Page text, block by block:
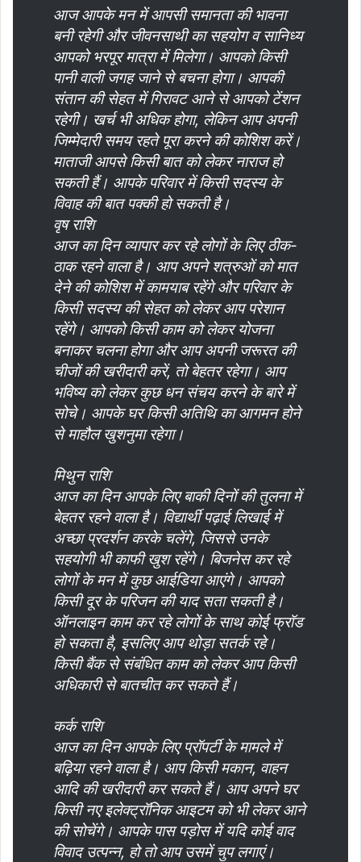
आज आपके मन में आपसी समानता की भावना
बनी रहेगी और जीवनसाथी का सहयोग व सानिध्य
आपको भरपूर मात्रा में मिलेगा। आपको किसी
पानी वाली जगह जाने से बचना होगा। आपकी
संतान की सेहत में गिरावट आने से आपको टेंशन
रहेगी। खर्च भी अधिक होगा, लेकिन आप अपनी
जिम्मेदारी समय रहते पूरा करने की कोशिश करें।
माताजी आपसे किसी बात को लेकर नाराज हो
सकती हैं। आपके परिवार में किसी सदस्य के
विवाह की बात पक्की हो सकती है।
वृष राशि
आज का दिन व्यापार कर रहे लोगों के लिए ठीक-
ठाक रहने वाला है। आप अपने शत्रुओं को मात
देने की कोशिश में कामयाब रहेंगे और परिवार के
किसी सदस्य की सेहत को लेकर आप परेशान
रहेंगे। आपको किसी काम को लेकर योजना
बनाकर चलना होगा और आप अपनी जरूरत की
चीजों की खरीदारी करें, तो बेहतर रहेगा। आप
भविष्य को लेकर कुछ धन संचय करने के बारे में
सोचे। आपके घर किसी अतिथि का आगमन होने
से माहौल खुशनुमा रहेगा।
मिथुन राशि
आज का दिन आपके लिए बाकी दिनों की तुलना में
बेहतर रहने वाला है। विद्यार्थी पढ़ाई लिखाई में
अच्छा प्रदर्शन करके चलेंगे, जिससे उनके
सहयोगी भी काफी खुश रहेंगे। बिजनेस कर रहे
लोगों के मन में कुछ आईडिया आएंगे। आपको
किसी दूर के परिजन की याद सता सकती है।
ऑनलाइन काम कर रहे लोगों के साथ कोई फ्रॉड
हो सकता है, इसलिए आप थोड़ा सतर्क रहे।
किसी बैंक से संबंधित काम को लेकर आप किसी
अधिकारी से बातचीत कर सकते हैं।
कर्क राशि
आज का दिन आपके लिए प्रॉपर्टी के मामले में
बढ़िया रहने वाला है। आप किसी मकान, वाहन
आदि की खरीदारी कर सकते हैं। आप अपने घर
किसी नए इलेक्ट्रॉनिक आइटम को भी लेकर आने
की सोचेंगे। आपके पास पड़ोस में यदि कोई वाद
विवाद उत्पन्न, हो तो आप उसमें चुप लगाएं।